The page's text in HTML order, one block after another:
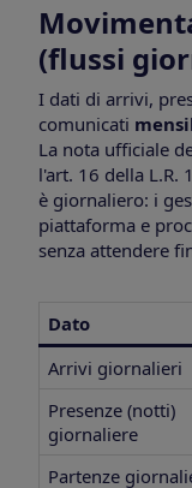
(flussi
I dati di arrivi,
comunicati
La nota ufficiale
l'art. 16 della L.R.
è giornaliero: i
piattaforma e
senza attendere
Dato
Arrivi giornalieri
Presenze (notti)
giornaliere
Partenze